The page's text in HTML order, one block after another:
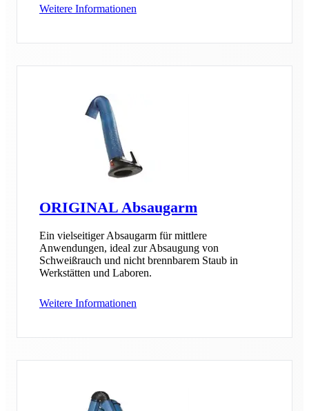
Weitere Informationen
ORIGINAL Absaugarm
Ein vielseitiger Absaugarm für mittlere
Anwendungen, ideal zur Absaugung von
Schweißrauch und nicht brennbarem Staub in
Werkstätten und Laboren.
Weitere Informationen